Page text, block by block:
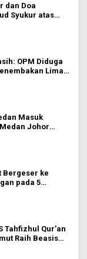
dan Doa
Syukur atas
OPM Diduga
Lima
Masuk
Johor
Bergeser ke
pada 5
Qur’an
Raih Beasiswa